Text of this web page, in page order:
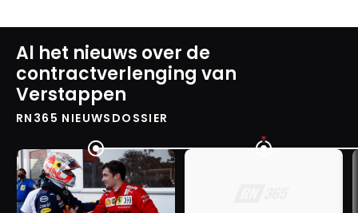
Al het nieuws over de
contractverlenging van
Verstappen
RN365 NIEUWSDOSSIER